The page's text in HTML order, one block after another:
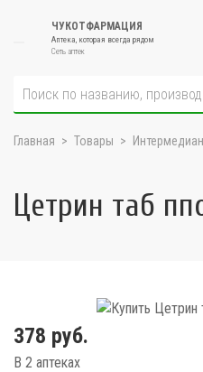
ЧУКОТФАРМАЦИЯ
Аптека, которая всегда рядом
Сеть аптек
Главная Товары
Цетрин таб
378 руб.
В 2 аптеках